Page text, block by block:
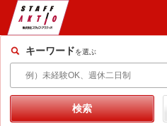
キーワードを選ぶ